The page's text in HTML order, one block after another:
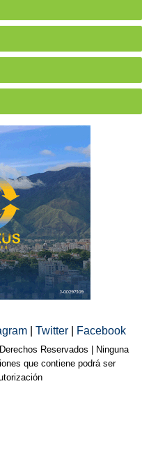
Twitter Facebook
Reservados | Ninguna
que contiene podrá ser